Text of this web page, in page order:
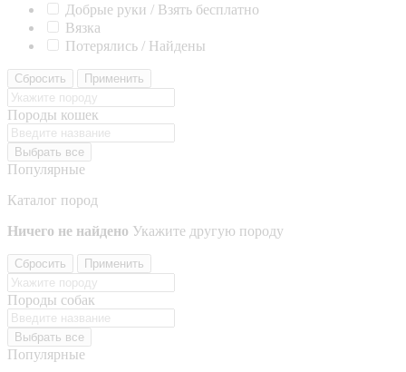
Добрые руки / Взять бесплатно
Вязка
Потерялись / Найдены
Сбросить Применить
Породы кошек
Выбрать все
Популярные
Каталог пород
Ничего не найдено Укажите другую породу
Сбросить Применить
Породы собак
Выбрать все
Популярные